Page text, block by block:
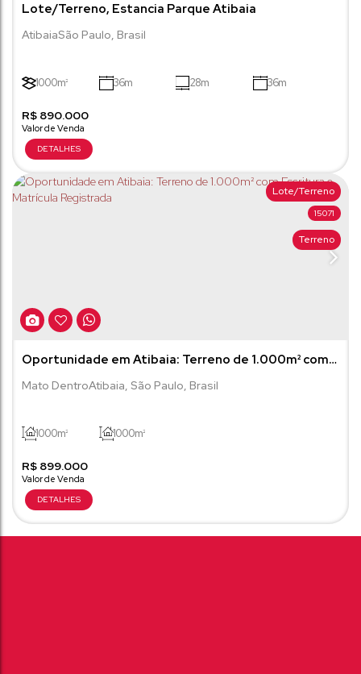
Lote/Terreno, Estancia Parque Atibaia
R$ 890.000
AtibaiaSão Paulo, Brasil
1000m² 36m 28m 36m
32m
15071
Lote/Terreno
Terreno
Oportunidade em Atibaia: Terreno de 1.000m² com
Escritura e Matrícula Registrada
R$ 899.000
Mato DentroAtibaia, São Paulo, Brasil
1000m² 1000m²